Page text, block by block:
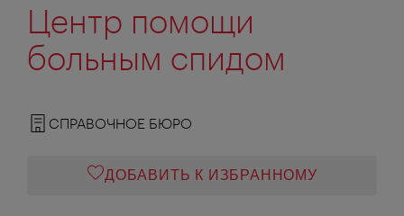
Центр помощи
больным спидом
СПРАВОЧНОЕ БЮРО
ДОБАВИТЬ К ИЗБРАННОМУ